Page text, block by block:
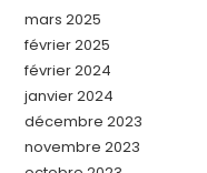
mars 2025
février 2025
février 2024
janvier 2024
décembre 2023
novembre 2023